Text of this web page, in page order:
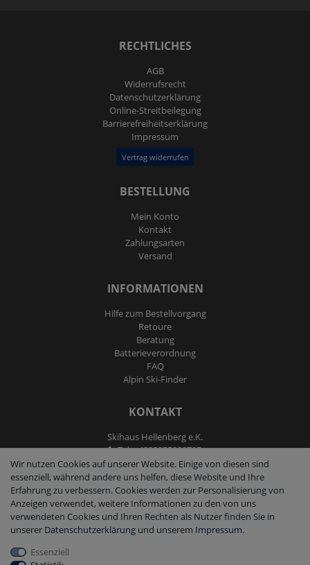
RECHTLICHES
AGB
Widerrufs­recht
Daten­schutz­erklärung
Online-Streitbeilegung
Barrierefreiheitserklärung
Impressum
Vertrag widerrufen
BESTELLUNG
Mein Konto
Kontakt
Zahlungsarten
Versand
INFORMATIONEN
Hilfe zum Bestellvorgang
Retoure
Beratung
Batterieverordnung
FAQ
Alpin Ski-Finder
KONTAKT
Skihaus Hellenberg e.K.
Tel: +4933855200795
Fax: +4933855200793
kontakt@ski-andmore.de
2026 Skihaus Hellenberg e.K.
Wir nutzen Cookies auf unserer Website. Einige von diesen sind
essenziell, während andere uns helfen, diese Website und Ihre
Erfahrung zu verbessern. Cookies werden zur Personalisierung von
Anzeigen verwendet, weitere Informationen zu den von uns
verwendeten Cookies und Ihren Rechten als Nutzer finden Sie in
unserer Daten­schutz­erklärung und unserem Impressum.
Essenziell